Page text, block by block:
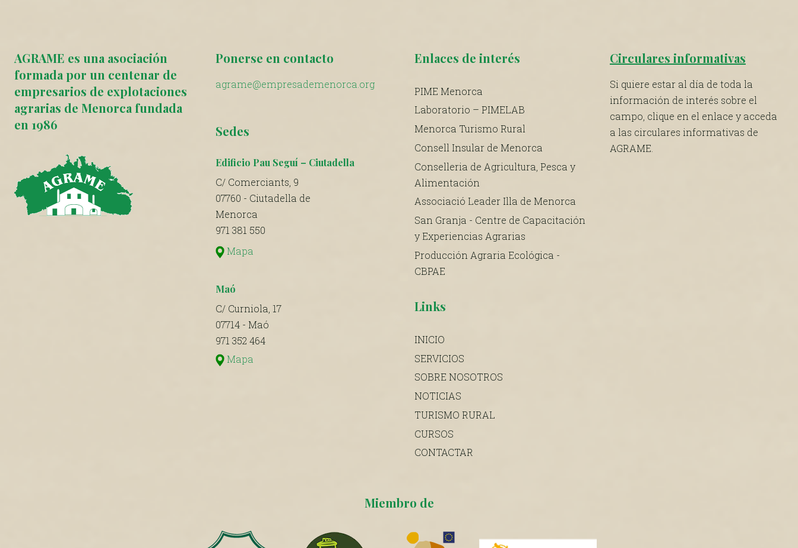
AGRAME es una asociación
formada por un centenar de
empresarios de explotaciones
agrarias de Menorca fundada
en 1986
Ponerse en contacto
agrame@empresademenorca.org
Sedes
Edificio Pau Seguí – Ciutadella
C/ Comerciants, 9
07760 - Ciutadella de
Menorca
971 381 550
Mapa
Maó
C/ Curniola, 17
07714 - Maó
971 352 464
Mapa
Enlaces de interés
PIME Menorca
Laboratorio – PIMELAB
Menorca Turismo Rural
Consell Insular de Menorca
Conselleria de Agricultura, Pesca y
Alimentación
Associació Leader Illa de Menorca
San Granja - Centre de Capacitación
y Experiencias Agrarias
Producción Agraria Ecológica -
CBPAE
Links
INICIO
SERVICIOS
SOBRE NOSOTROS
NOTICIAS
TURISMO RURAL
CURSOS
CONTACTAR
Circulares informativas
Si quiere estar al día de toda la
información de interés sobre el
campo, clique en el enlace y acceda
a las circulares informativas de
AGRAME.
Miembro de